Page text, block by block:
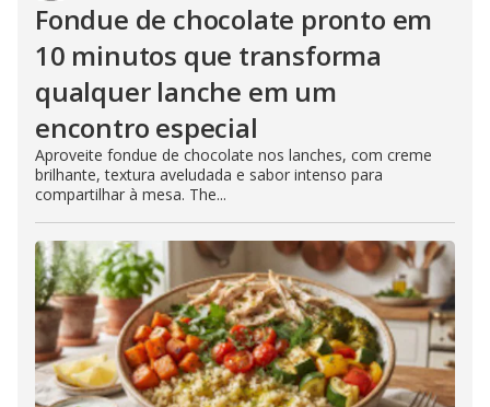
Fondue de chocolate pronto em
10 minutos que transforma
qualquer lanche em um
encontro especial
Aproveite fondue de chocolate nos lanches, com creme
brilhante, textura aveludada e sabor intenso para
compartilhar à mesa. The...